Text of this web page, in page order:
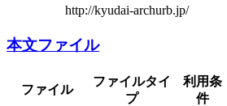
http://kyudai-archurb.jp/
本文ファイル
ファイル
ファイルタイ
プ
利用条
件